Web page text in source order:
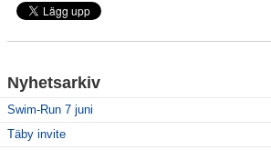
Nyhetsarkiv
Swim-Run 7 juni
Täby invite